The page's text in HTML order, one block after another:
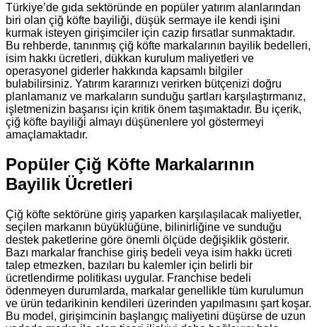
Türkiye’de gıda sektöründe en popüler yatırım alanlarından
biri olan çiğ köfte bayiliği, düşük sermaye ile kendi işini
kurmak isteyen girişimciler için cazip fırsatlar sunmaktadır.
Bu rehberde, tanınmış çiğ köfte markalarının bayilik bedelleri,
isim hakkı ücretleri, dükkan kurulum maliyetleri ve
operasyonel giderler hakkında kapsamlı bilgiler
bulabilirsiniz. Yatırım kararınızı verirken bütçenizi doğru
planlamanız ve markaların sunduğu şartları karşılaştırmanız,
işletmenizin başarısı için kritik önem taşımaktadır. Bu içerik,
çiğ köfte bayiliği almayı düşünenlere yol göstermeyi
amaçlamaktadır.
Popüler Çiğ Köfte Markalarının
Bayilik Ücretleri
Çiğ köfte sektörüne giriş yaparken karşılaşılacak maliyetler,
seçilen markanın büyüklüğüne, bilinirliğine ve sunduğu
destek paketlerine göre önemli ölçüde değişiklik gösterir.
Bazı markalar franchise giriş bedeli veya isim hakkı ücreti
talep etmezken, bazıları bu kalemler için belirli bir
ücretlendirme politikası uygular. Franchise bedeli
ödenmeyen durumlarda, markalar genellikle tüm kurulumun
ve ürün tedarikinin kendileri üzerinden yapılmasını şart koşar.
Bu model, girişimcinin başlangıç maliyetini düşürse de uzun